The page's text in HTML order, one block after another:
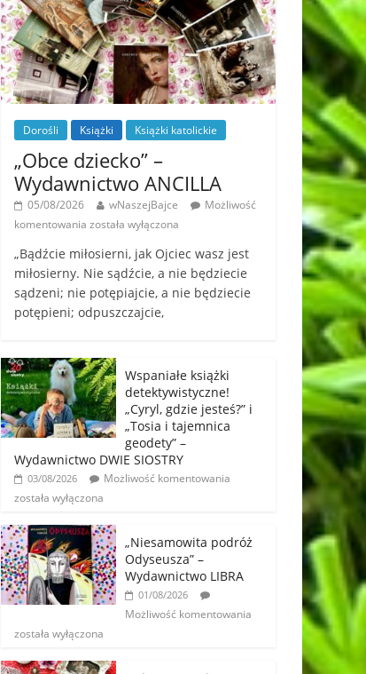
Dorośli Książki Książki katolickie
„Obce dziecko” –
Wydawnictwo ANCILLA
05/08/2026 wNaszejBajce
Możliwość
komentowania została wyłączona
„Bądźcie miłosierni, jak Ojciec wasz jest
miłosierny. Nie sądźcie, a nie będziecie
sądzeni; nie potępiajcie, a nie będziecie
potępieni; odpuszczajcie,
Wspaniałe książki
detektywistyczne!
„Cyryl, gdzie jesteś?” i
„Tosia i tajemnica
geodety” –
Wydawnictwo DWIE SIOSTRY
03/08/2026
Możliwość komentowania
została wyłączona
„Niesamowita podróż
Odyseusza” –
Wydawnictwo LIBRA
01/08/2026
Możliwość komentowania
została wyłączona